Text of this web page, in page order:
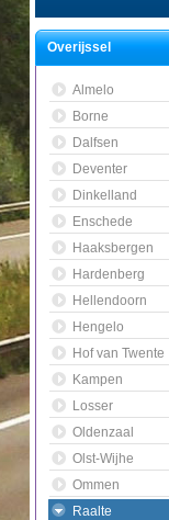
Overijssel
Almelo
Borne
Dalfsen
Deventer
Dinkelland
Enschede
Haaksbergen
Hardenberg
Hellendoorn
Hengelo
Hof van Twente
Kampen
Losser
Oldenzaal
Olst-Wijhe
Ommen
Raalte